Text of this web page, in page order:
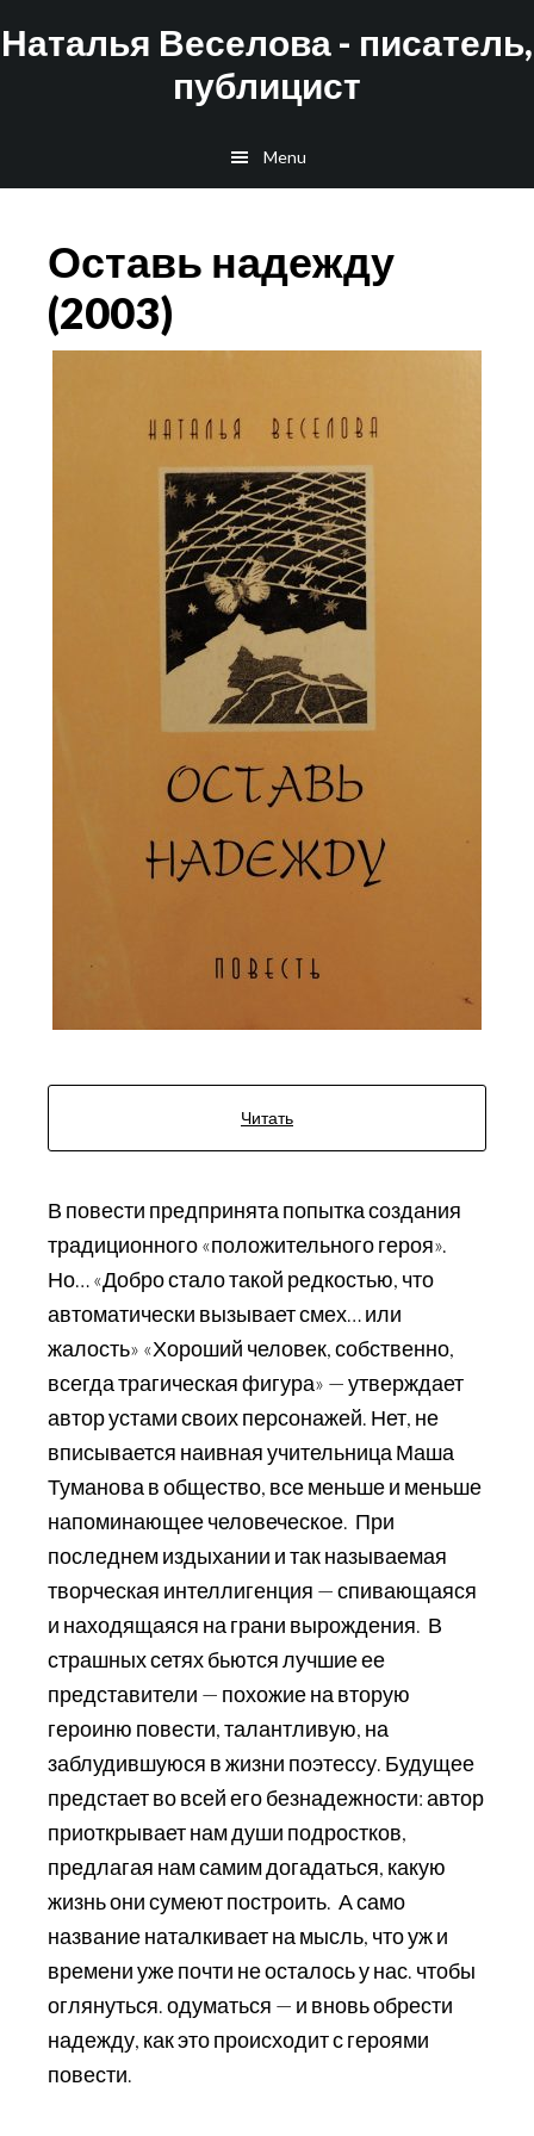
to
to
Наталья Веселова - писатель,
публицист
Menu
Оставь надежду
(2003)
Читать
В повести предпринята попытка создания
традиционного «положительного героя».
Но… «Добро стало такой редкостью, что
автоматически вызывает смех… или
жалость» «Хороший человек, собственно,
всегда трагическая фигура» — утверждает
автор устами своих персонажей. Нет, не
вписывается наивная учительница Маша
Туманова в общество, все меньше и меньше
напоминающее человеческое. При
последнем издыхании и так называемая
творческая интеллигенция — спивающаяся
и находящаяся на грани вырождения. В
страшных сетях бьются лучшие ее
представители — похожие на вторую
героиню повести, талантливую, на
заблудившуюся в жизни поэтессу. Будущее
предстает во всей его безнадежности: автор
приоткрывает нам души подростков,
предлагая нам самим догадаться, какую
жизнь они сумеют построить. А само
название наталкивает на мысль, что уж и
времени уже почти не осталось у нас. чтобы
оглянуться. одуматься — и вновь обрести
надежду, как это происходит с героями
повести.